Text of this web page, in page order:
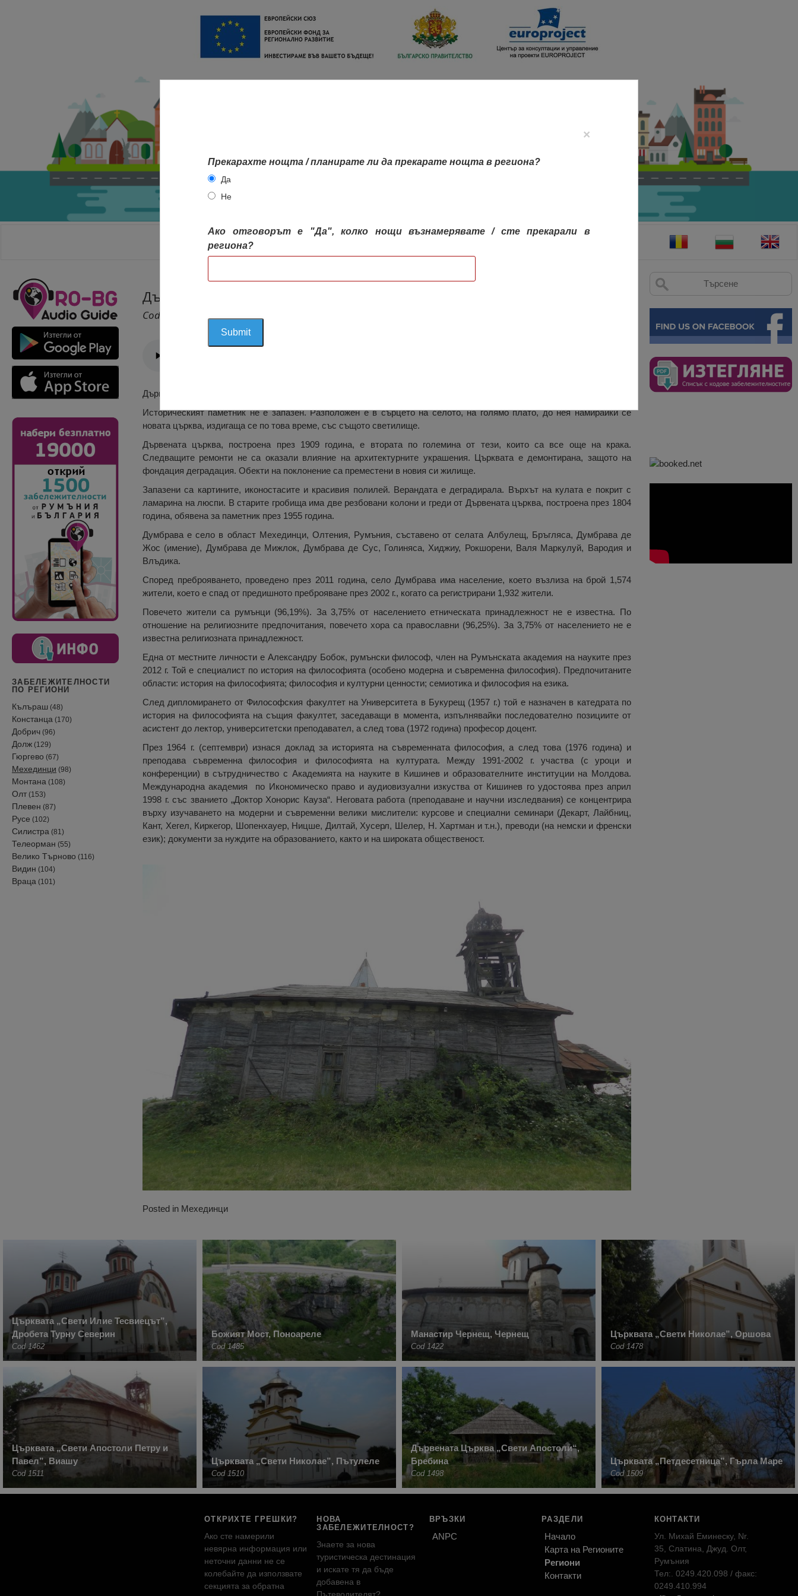
НАЧАЛО
ЗАБЕЛЕЖИТЕЛНОСТИ
ПО РЕГИОНИ
Кълъраш (48)
Констанца (170)
Добрич (96)
Долж (129)
Гюргево (67)
Мехединци (98)
Монтана (108)
Олт (153)
Плевен (87)
Русе (102)
Силистра (81)
Телеорман (55)
Велико Търново (116)
Видин (104)
Враца (101)
Дървена Църква Свети Никола, Албулещ
Cod 1414
Дървената църква на Св. Никола е построена през втората половина на деветнадесети век.
Историческият паметник не е запазен. Разположен е в сърцето на селото, на голямо плато, до нея намирайки се
новата църква, издигаща се по това време, със същото светилище.
Дървената църква, построена през 1909 година, е втората по големина от тези, които са все още на крака.
Следващите ремонти не са оказали влияние на архитектурните украшения. Църквата е демонтирана, защото на
фондация деградация. Обекти на поклонение са преместени в новия си жилище.
Запазени са картините, иконостасите и красивия полилей. Верандата е деградирала. Върхът на кулата е покрит с
ламарина на люспи. В старите гробища има две резбовани колони и греди от Дървената църква, построена през 1804
година, обявена за паметник през 1955 година.
Думбрава е село в област Мехединци, Олтения, Румъния, съставено от селата Албулещ, Бръгляса, Думбрава де
Жос (имение), Думбрава де Мижлок, Думбрава де Сус, Голиняса, Хиджиу, Рокшорени, Валя Маркулуй, Вародия и
Влъдика.
Според преброяването, проведено през 2011 година, село Думбрава има население, което възлиза на брой 1,574
жители, което е спад от предишното преброяване през 2002 г., когато са регистрирани 1,932 жители.
Повечето жители са румънци (96,19%). За 3,75% от населението етническата принадлежност не е известна. По
отношение на религиозните предпочитания, повечето хора са православни (96,25%). За 3,75% от населението не е
известна религиозната принадлежност.
Една от местните личности е Александру Бобок, румънски философ, член на Румънската академия на науките през
2012 г. Той е специалист по история на философията (особено модерна и съвременна философия). Предпочитаните
области: история на философията; философия и културни ценности; семиотика и философия на езика.
След дипломирането от Философския факултет на Университета в Букурещ (1957 г.) той е назначен в катедрата по
история на философията на същия факултет, заседаващи в момента, изпълнявайки последователно позициите от
асистент до лектор, университетски преподавател, а след това (1972 година) професор доцент.
През 1964 г. (септември) изнася доклад за историята на съвременната философия, а след това (1976 година) и
преподава съвременна философия и философията на културата. Между 1991-2002 г. участва (с уроци и
конференции) в сътрудничество с Академията на науките в Кишинев и образователните институции на Молдова.
Международна академия по Икономическо право и аудиовизуални изкуства от Кишинев го удостоява през април
1998 г. със званието „Доктор Хонорис Кауза“. Неговата работа (преподаване и научни изследвания) се концентрира
върху изучаването на модерни и съвременни велики мислители: курсове и специални семинари (Декарт, Лайбниц,
Кант, Хегел, Киркегор, Шопенхауер, Ницше, Дилтай, Хусерл, Шелер, Н. Хартман и т.н.), преводи (на немски и френски
език); документи за нуждите на образованието, както и на широката общественост.
×
Прекарахте нощта / планирате ли да прекарате нощта в региона?
Да
Не
Ако отговорът е "Да", колко нощи възнамерявате / сте прекарали в
региона?
Posted in Мехединци
Църквата „Свети Илие Тесвиецът”,
Дробета Турну Северин
Cod 1462
Божият Мост, Поноареле
Cod 1485
Манастир Чернещ, Чернещ
Cod 1422
Църквата „Свети Николае”, Оршова
Cod 1478
Църквата „Свети Апостоли Петру и
Павел”, Виашу
Cod 1511
Църквата „Свети Николае”, Пътулеле
Cod 1510
Дървената Църква „Свети Апостоли“,
Бребина
Cod 1498
Църквата „Петдесетница”, Гърла Маре
Cod 1509
ОТКРИХТЕ ГРЕШКИ?
Ако сте намерили
невярна информация или
неточни данни не се
колебайте да използвате
секцията за обратна
НОВА
ЗАБЕЛЕЖИТЕЛНОСТ?
Знаете за нова
туристическа дестинация
и искате тя да бъде
добавена в
Пътеводителят?
ВРЪЗКИ
ANPC
РАЗДЕЛИ
Начало
Карта на Регионите
Региони
Контакти
КОНТАКТИ
Ул. Михай Еминеску, Nr.
35, Слатина, Джуд. Олт,
Румъния
Тел:. 0249.420.098 / факс:
0249.410.994